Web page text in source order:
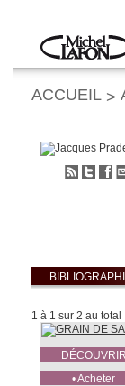
Accueil
ACCUEIL >
1 à 1 sur 2 au total
DÉCOUVRIR
• Acheter